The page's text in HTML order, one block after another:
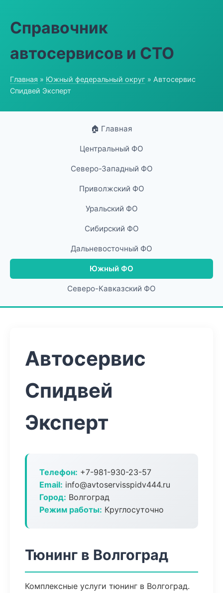
Справочник
автосервисов и СТО
Главная » Южный федеральный округ » Автосервис
Спидвей Эксперт
🏠 Главная
Центральный ФО
Северо-Западный ФО
Приволжский ФО
Уральский ФО
Сибирский ФО
Дальневосточный ФО
Южный ФО
Северо-Кавказский ФО
Автосервис
Спидвей
Эксперт
Телефон: +7-981-930-23-57
Email: info@avtoservisspidv444.ru
Город: Волгоград
Режим работы: Круглосуточно
Тюнинг в Волгоград
Комплексные услуги тюнинг в Волгоград.